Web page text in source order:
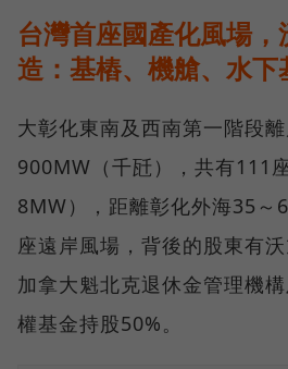
台灣首座國產化風場
造：基樁、機艙、水下
大彰化東南及西南第一階段
900MW（千瓩），共有111
8MW），距離彰化外海35～
座遠岸風場，背後的股東有沃
加拿大魁北克退休金管理機
權基金持股50%。